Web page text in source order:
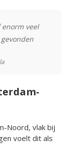
enorm veel
Noord, vlak bij
voelt dit als